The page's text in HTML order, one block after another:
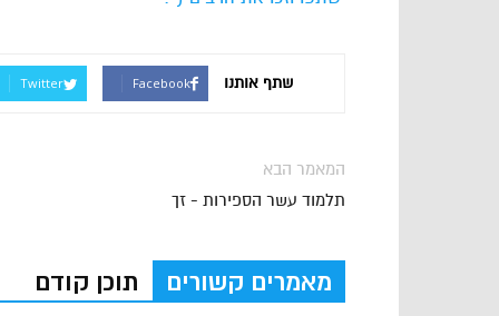
שתף אותנו Facebook
Twitter
המאמר הבא
תלמוד עשר הספירות - זך
מאמרים קשורים תוכן קודם